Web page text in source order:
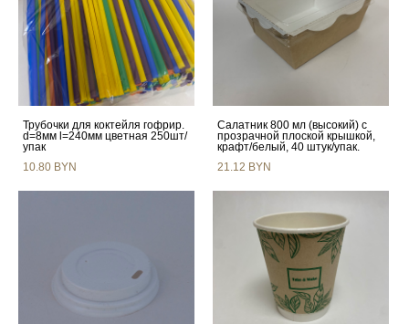
Трубочки для коктейля гофрир.
d=8мм l=240мм цветная 250шт/
упак
10.80 BYN
Салатник 800 мл (высокий) с
прозрачной плоской крышкой,
крафт/белый, 40 штук/упак.
21.12 BYN